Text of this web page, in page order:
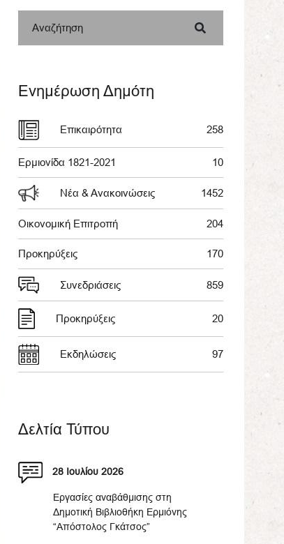
Αναζήτηση
Ενημέρωση Δημότη
Επικαιρότητα 258
Ερμιονίδα 1821-2021 10
Νέα & Ανακοινώσεις 1452
Οικονομική Επιτροπή 204
Προκηρύξεις 170
Συνεδριάσεις 859
Προκηρύξεις 20
Εκδηλώσεις 97
Δελτία Τύπου
28 Ιουλίου 2026
Εργασίες αναβάθμισης στη
Δημοτική Βιβλιοθήκη Ερμιόνης
“Απόστολος Γκάτσος”